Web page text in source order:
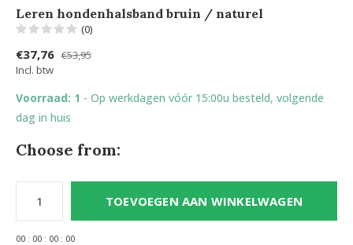
Leren hondenhalsband bruin / naturel
(0)
€37,76 €53,95
Incl. btw
Voorraad: 1 - Op werkdagen vóór 15:00u besteld, volgende
dag in huis
Choose from:
TOEVOEGEN AAN WINKELWAGEN
00 : 00 : 00 : 00